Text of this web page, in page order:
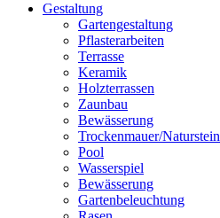
Gestaltung
Gartengestaltung
Pflasterarbeiten
Terrasse
Keramik
Holzterrassen
Zaunbau
Bewässerung
Trockenmauer/Naturstein
Pool
Wasserspiel
Bewässerung
Gartenbeleuchtung